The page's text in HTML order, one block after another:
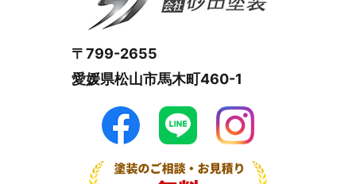
〒799-2655
愛媛県松山市馬木町460-1